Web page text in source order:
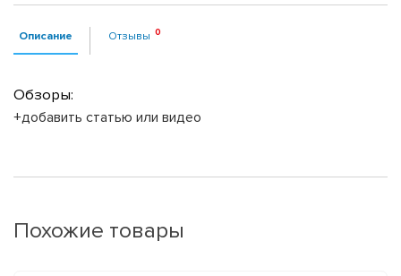
Описание Отзывы
Обзоры:
+добавить статью или видео
Похожие товары